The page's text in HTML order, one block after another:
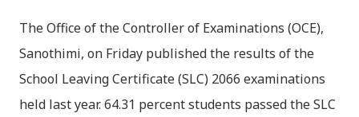
The Office of the Controller of Examinations (OCE),
Sanothimi, on Friday published the results of the
School Leaving Certificate (SLC) 2066 examinations
held last year. 64.31 percent students passed the SLC